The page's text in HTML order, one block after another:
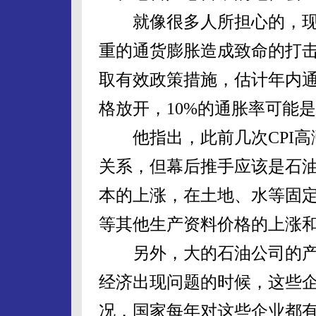
就像很多人所担心的，现
重的通货膨胀造成致命的打
取有效政策措施，估计年内
格放开，10%的通胀率可能
他指出，此前几次CPI高
关系，但幕后推手应该是石
本的上涨，在土地、水等固
等其他生产资料价格的上涨
另外，大的石油公司的产
经济出现问题的时候，这些
况，国家每年对这些企业都